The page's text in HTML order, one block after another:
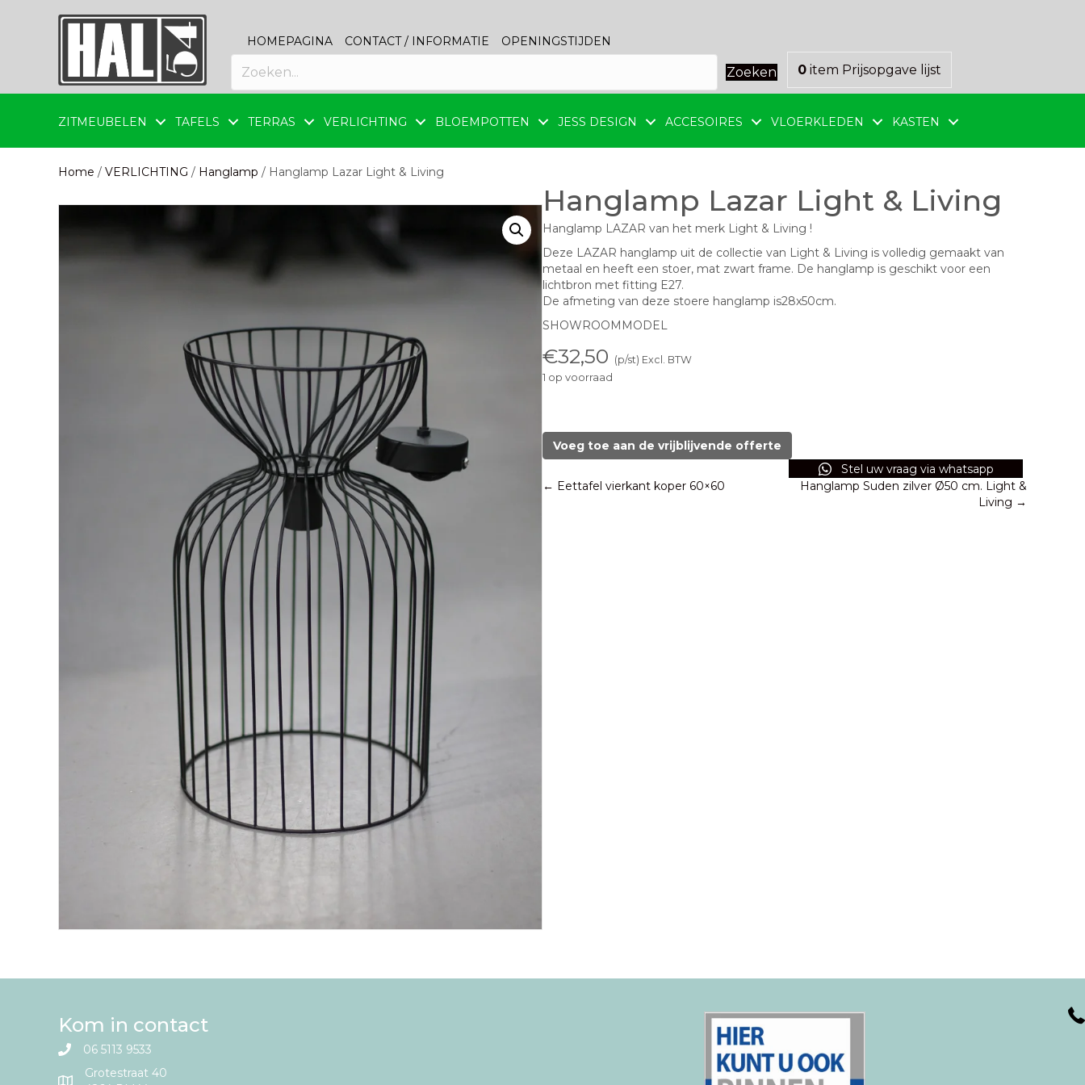
HOMEPAGINA CONTACT / INFORMATIE OPENINGSTIJDEN
Zoeken 0 item Prijsopgave lijst
ZITMEUBELEN TAFELS TERRAS VERLICHTING BLOEMPOTTEN JESS DESIGN ACCESOIRES VLOERKLEDEN KASTEN
Home / VERLICHTING / Hanglamp / Hanglamp Lazar Light & Living
Hanglamp Lazar Light & Living
Hanglamp LAZAR van het merk Light & Living !
Deze LAZAR hanglamp uit de collectie van Light & Living is volledig gemaakt van
metaal en heeft een stoer, mat zwart frame. De hanglamp is geschikt voor een
lichtbron met fitting E27.
De afmeting van deze stoere hanglamp is28x50cm.
SHOWROOMMODEL
€32,50 (p/st) Excl. BTW
1 op voorraad
Light
&
aantal
Voeg toe aan de vrijblijvende offerte
Stel uw vraag via whatsapp
Posts
← Eettafel vierkant koper 60×60
Hanglamp Suden zilver Ø50 cm. Light &
Living →
Kom in contact
06 5113 9533
Grotestraat 40